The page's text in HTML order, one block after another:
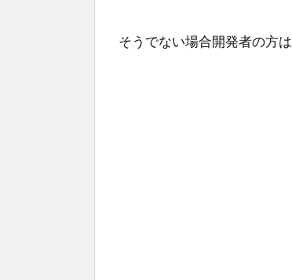
そうでない場合開発者の方は